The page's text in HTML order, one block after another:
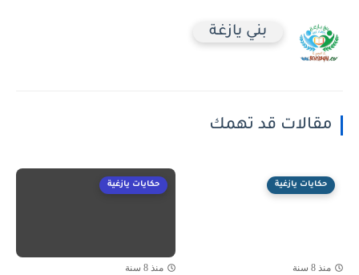
بني يازغة
مقالات قد تهمك
حكايات يازغية
منذ 8 سنة
حكايات يازغية
منذ 8 سنة